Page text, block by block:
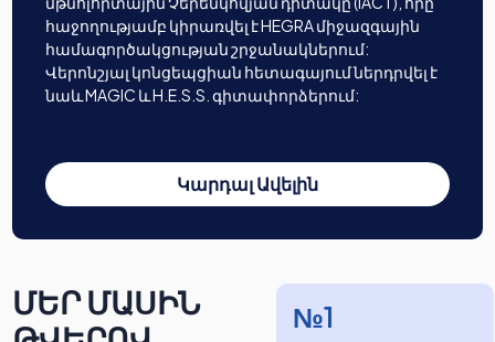
հաջողությամբ կիրառվել է HEGRA միջազգային
համագործակցության շրջանակներում:
Վերոնշյալ կոնցեպցիան հետագայում ներդրվել է
նաև MAGIC և H.E.S.S. գիտափորձերում:
Կարդալ Ավելին
ՄԵՐ ՄԱՍԻՆ
№1